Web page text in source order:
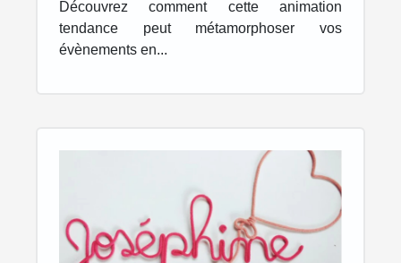
Découvrez comment cette animation
tendance peut métamorphoser vos
évènements en...